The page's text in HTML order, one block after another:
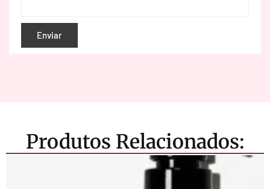
Produtos Relacionados: